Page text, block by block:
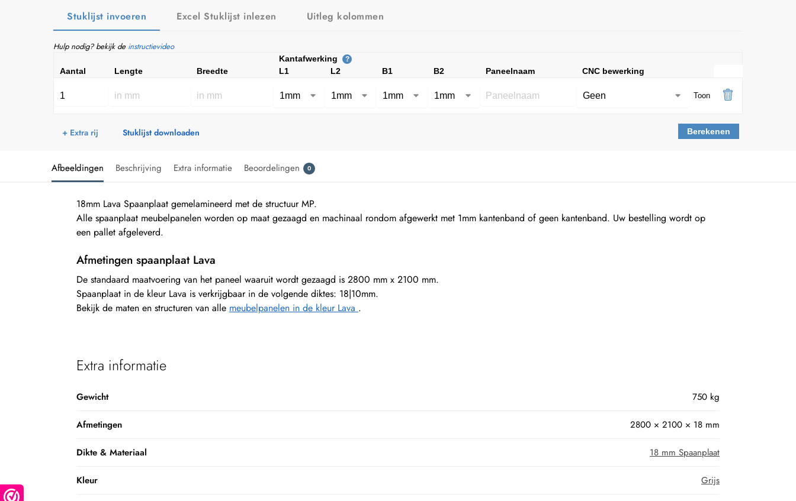
Stuklijst invoeren Excel Stuklijst inlezen Uitleg kolommen
Hulp nodig? bekijk de instructievideo
Kantafwerking ?
Aantal Lengte Breedte L1 L2 B1 B2 Paneelnaam CNC bewerking
Toon
+ Extra rij Stuklijst downloaden Berekenen
Afbeeldingen Beschrijving Extra informatie Beoordelingen 0
18mm Lava Spaanplaat gemelamineerd met de structuur MP.
Alle spaanplaat meubelpanelen worden op maat gezaagd en machinaal rondom afgewerkt met 1mm kantenband of geen kantenband. Uw bestelling wordt op
een pallet afgeleverd.
Afmetingen spaanplaat Lava
De standaard maatvoering van het paneel waaruit wordt gezaagd is 2800 mm x 2100 mm.
Spaanplaat in de kleur Lava is verkrijgbaar in de volgende diktes: 18|10mm.
Bekijk de maten en structuren van alle meubelpanelen in de kleur Lava .
Extra informatie
Gewicht 750 kg
Afmetingen 2800 × 2100 × 18 mm
Dikte & Materiaal 18 mm Spaanplaat
Kleur Grijs